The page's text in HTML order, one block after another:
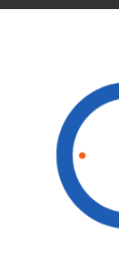
xDrive20d